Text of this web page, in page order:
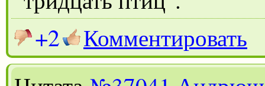
+2
Комментировать